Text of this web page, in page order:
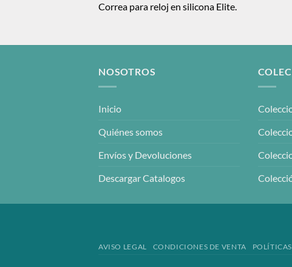
Correa para reloj en silicona Elite.
NOSOTROS
Inicio
Quiénes somos
Envíos y Devoluciones
Descargar Catalogos
AVISO LEGAL CONDICIONES DE VENTA